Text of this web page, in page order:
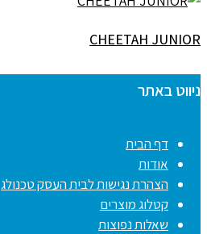
CHEETAH JUNIOR
ניווט באתר
דף הבית
אודות
הצהרת נגישות לבית העסק טכנולג
קטלוג מוצרים
שאלות נפוצות